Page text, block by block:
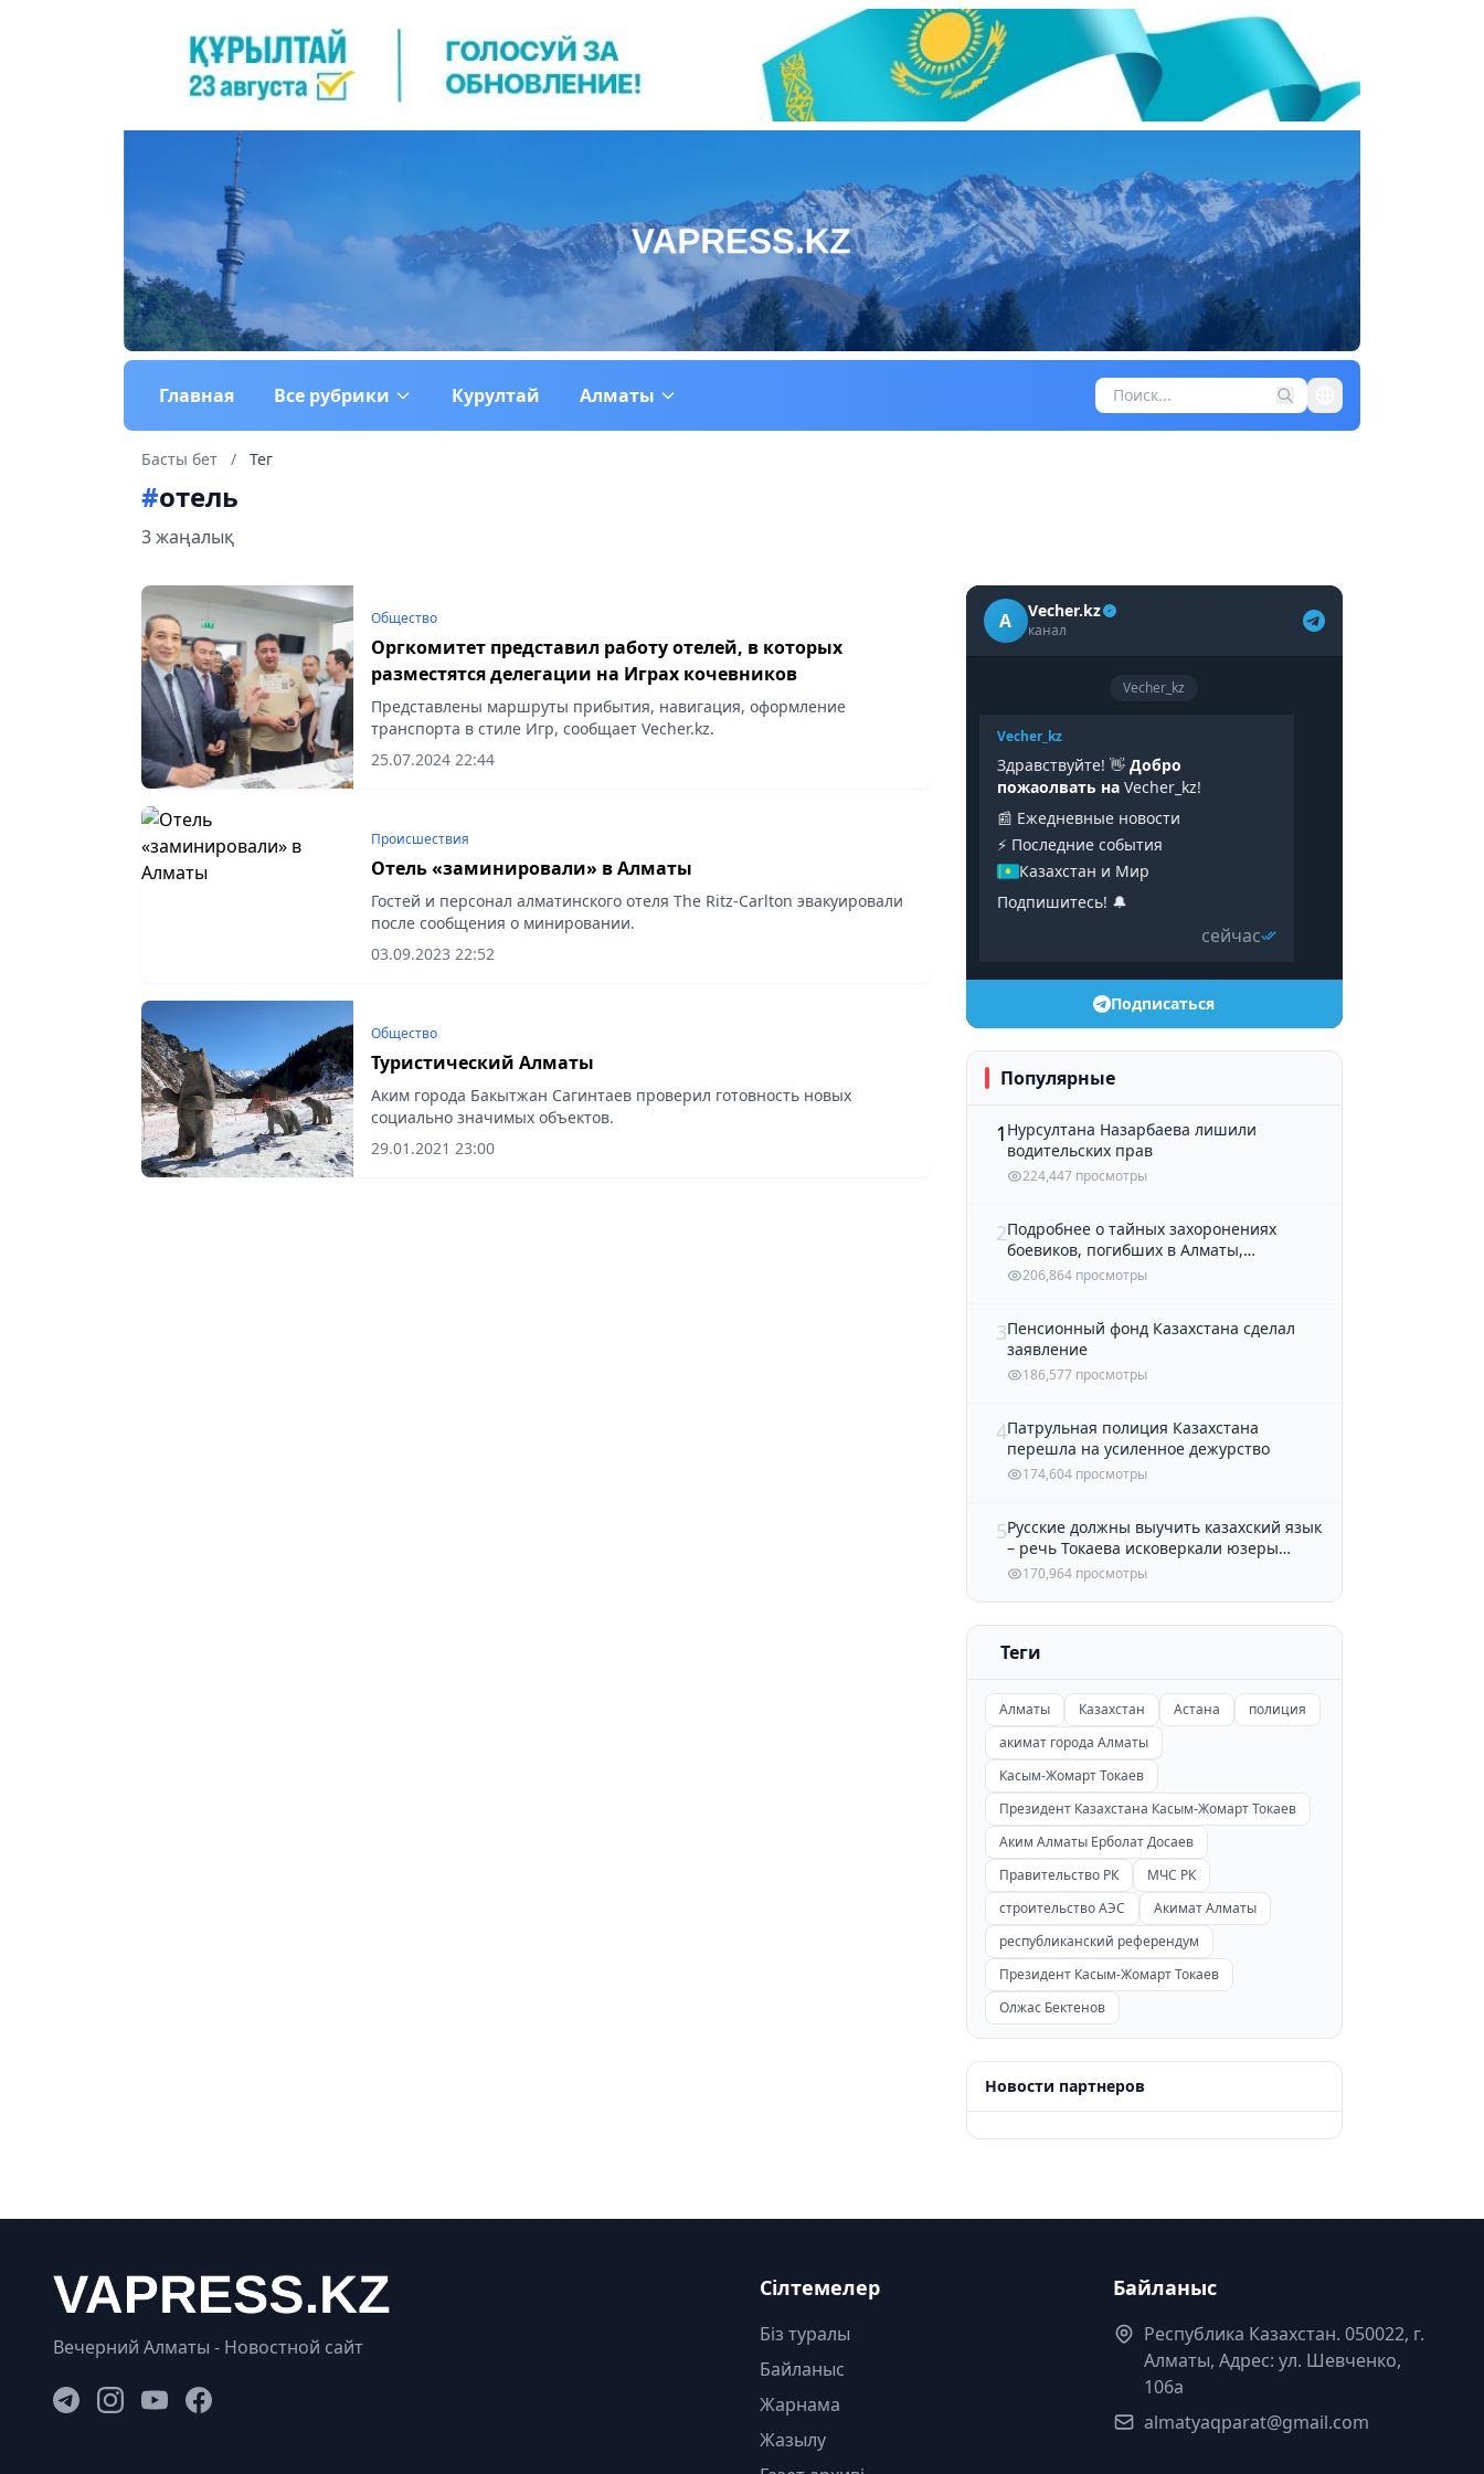
Главная Все рубрики Курултай Алматы
Басты бет / Тег
#отель
3 жаңалық
Общество
Оргкомитет представил работу отелей, в которых
разместятся делегации на Играх кочевников
Представлены маршруты прибытия, навигация, оформление
транспорта в стиле Игр, сообщает Vecher.kz.
25.07.2024 22:44
Происшествия
Отель «заминировали» в Алматы
Гостей и персонал алматинского отеля The Ritz-Carlton эвакуировали
после сообщения о минировании.
03.09.2023 22:52
Общество
Туристический Алматы
Аким города Бакытжан Сагинтаев проверил готовность новых
социально значимых объектов.
29.01.2021 23:00
A Vecher.kz
канал
Vecher_kz
Vecher_kz
Здравствуйте! 👋 Добро
пожаолвать наVecher_kz!
📰 Ежедневные новости
⚡️ Последние события
Казахстан и Мир
Подпишитесь! 🔔
сейчас
Подписаться
Популярные
1 Нурсултана Назарбаева лишили
водительских прав
224,447 просмотры
2Подробнее о тайных захоронениях
боевиков, погибших в Алматы,
рассказали в полиции
206,864 просмотры
3Пенсионный фонд Казахстана сделал
заявление
186,577 просмотры
4Патрульная полиция Казахстана
перешла на усиленное дежурство
174,604 просмотры
5Русские должны выучить казахский язык
– речь Токаева исковеркали юзеры
Казнета
170,964 просмотры
Теги
Алматы Казахстан Астана
полиция
акимат города Алматы
Касым-Жомарт Токаев
Президент Казахстана Касым-Жомарт Токаев
Аким Алматы Ерболат Досаев
Правительство РК
МЧС РК
строительство АЭС
Акимат Алматы
республиканский референдум
Президент Касым-Жомарт Токаев
Олжас Бектенов
Новости партнеров
Вечерний Алматы - Новостной сайт
Сілтемелер
Біз туралы
Байланыс
Жарнама
Жазылу
Байланыс
Республика Казахстан. 050022, г.
Алматы, Адрес: ул. Шевченко,
106а
almatyaqparat@gmail.com